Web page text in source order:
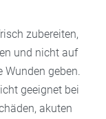
zubereiten,
und nicht auf
Wunden geben.
geeignet bei
akuten